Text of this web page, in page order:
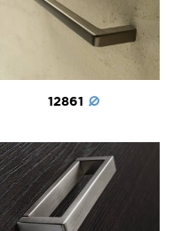
12861